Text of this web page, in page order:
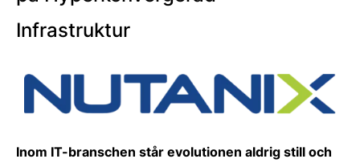
Infrastruktur
Inom IT-branschen står evolutionen aldrig still och